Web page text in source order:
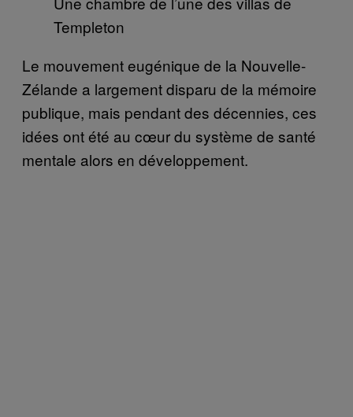
Templeton
Le mouvement eugénique de la Nouvelle-
Zélande a largement disparu de la mémoire
publique, mais pendant des décennies, ces
idées ont été au cœur du système de santé
mentale alors en développement.